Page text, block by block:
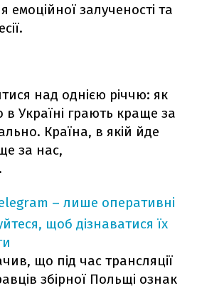
емоційної залученості та
над однією річчю: як
Україні грають краще за
Країна, в якій йде
за нас,
– лише оперативні
щоб дізнаватися їх
що під час трансляції
збірної Польщі ознак